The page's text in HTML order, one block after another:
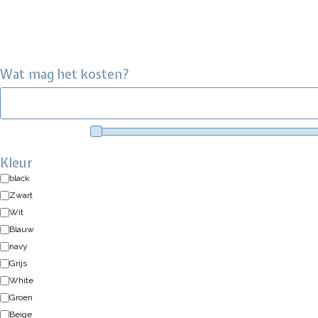
Wat mag het kosten?
Kleur
black
Zwart
Wit
Blauw
navy
Grijs
White
Groen
Beige